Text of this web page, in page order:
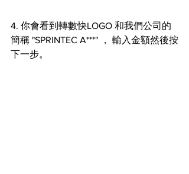
4. 你會看到轉數快LOGO 和我們公司的
簡稱 "SPRINTEC A***" ， 輸入金額然後按
下一步。